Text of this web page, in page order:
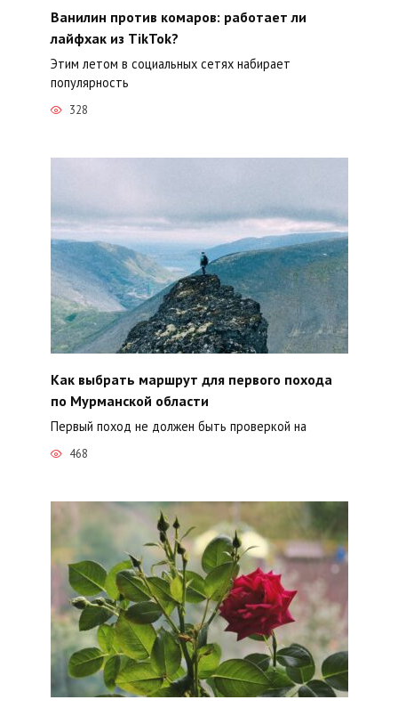
Ванилин против комаров: работает ли
лайфхак из TikTok?
Этим летом в социальных сетях набирает
популярность
328
Как выбрать маршрут для первого похода
по Мурманской области
Первый поход не должен быть проверкой на
468